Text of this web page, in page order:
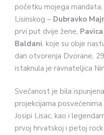
početku mojega
Lisinskog – Dubravko
prvi put dvije žene,
Baldani, koje su obje
dan otvorenja Dvorane,
istaknula je ravnateljica
Svečanost je bila
projekcijama
Josipi Lisac, kao i
prvoj hrvatskoj i petoj